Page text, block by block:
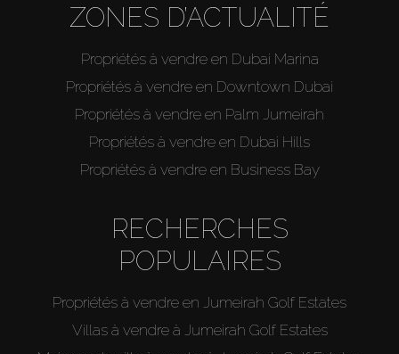
ZONES D’ACTUALITÉ
Propriétés à vendre en Dubai Marina
Propriétés à vendre en Downtown Dubai
Propriétés à vendre en Palm Jumeirah
Propriétés à vendre en Dubai Hills
Propriétés à vendre en Business Bay
RECHERCHES
POPULAIRES
Propriétés à vendre en Jumeirah Golf Estates
Villas à vendre à Jumeirah Golf Estates